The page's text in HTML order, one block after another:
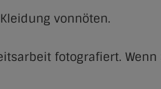
vonnöten.
fotografiert.